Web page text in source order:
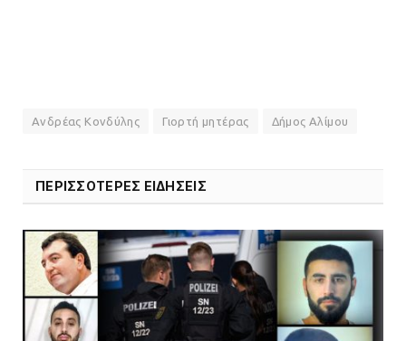
Ανδρέας Κονδύλης Γιορτή μητέρας Δήμος Αλίμου
ΠΕΡΙΣΣΟΤΕΡΕΣ ΕΙΔΗΣΕΙΣ